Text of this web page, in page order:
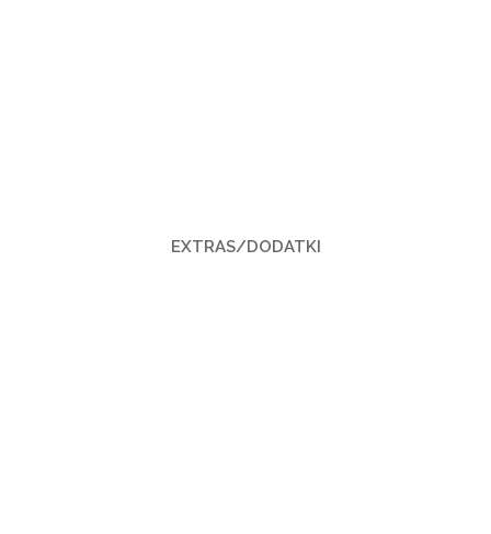
EXTRAS/DODATKI